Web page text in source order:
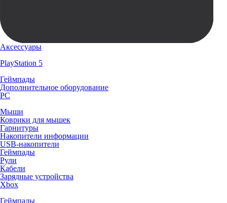
Аксессуары
PlayStation 5
Геймпады
Дополнительное оборудование
PC
Мыши
Коврики для мышек
Гарнитуры
Накопители информации
USB-накопители
Геймпады
Рули
Кабели
Зарядные устройства
Xbox
Геймпады